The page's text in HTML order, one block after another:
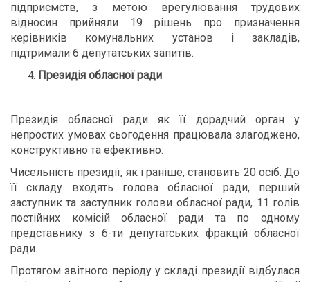
підприємств, з метою врегулювання трудових
відносин прийняли 19 рішень про призначення
керівників комунальних установ і закладів,
підтримали 6 депутатських запитів.
Президія обласної ради
Президія обласної ради як її дорадчий орган у
непростих умовах сьогодення працювала злагоджено,
конструктивно та ефективно.
Чисельність президії, як і раніше, становить 20 осіб. До
її складу входять голова обласної ради, перший
заступник та заступник голови обласної ради, 11 голів
постійних комісій обласної ради та по одному
представнику з 6-ти депутатських фракцій обласної
ради.
Протягом звітного періоду у складі президії відбулася